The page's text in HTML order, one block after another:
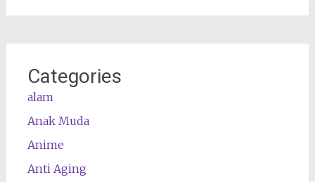
Categories
alam
Anak Muda
Anime
Anti Aging